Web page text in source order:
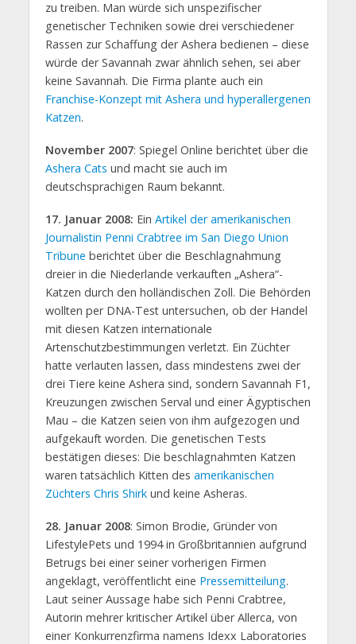
zu treiben. Man würde sich unspezifischer
genetischer Techniken sowie drei verschiedener
Rassen zur Schaffung der Ashera bedienen – diese
würde der Savannah zwar ähnlich sehen, sei aber
keine Savannah. Die Firma plante auch ein
Franchise-Konzept mit Ashera und hyperallergenen
Katzen.
November 2007: Spiegel Online berichtet über die
Ashera Cats und macht sie auch im
deutschsprachigen Raum bekannt.
17. Januar 2008: Ein Artikel der amerikanischen
Journalistin Penni Crabtree im San Diego Union
Tribune berichtet über die Beschlagnahmung
dreier in die Niederlande verkauften „Ashera“-
Katzen durch den holländischen Zoll. Die Behörden
wollten per DNA-Test untersuchen, ob der Handel
mit diesen Katzen internationale
Artenschutzbestimmungen verletzt. Ein Züchter
hatte verlauten lassen, dass mindestens zwei der
drei Tiere keine Ashera sind, sondern Savannah F1,
Kreuzungen zwischen Serval und einer Ägyptischen
Mau – die Katzen seien von ihm aufgezogen und
aufgekauft worden. Die genetischen Tests
bestätigen dieses: Die beschlagnahmten Katzen
waren tatsächlich Kitten des amerikanischen
Züchters Chris Shirkund keine Asheras.
28. Januar 2008: Simon Brodie, Gründer von
LifestylePets und 1994 in Großbritannien aufgrund
Betrugs bei einer seiner vorherigen Firmen
angeklagt, veröffentlicht eine Pressemitteilung.
Laut seiner Aussage habe sich Penni Crabtree,
Autorin mehrer kritischer Artikel über Allerca, von
einer Konkurrenzfirma namens Idexx Laboratories